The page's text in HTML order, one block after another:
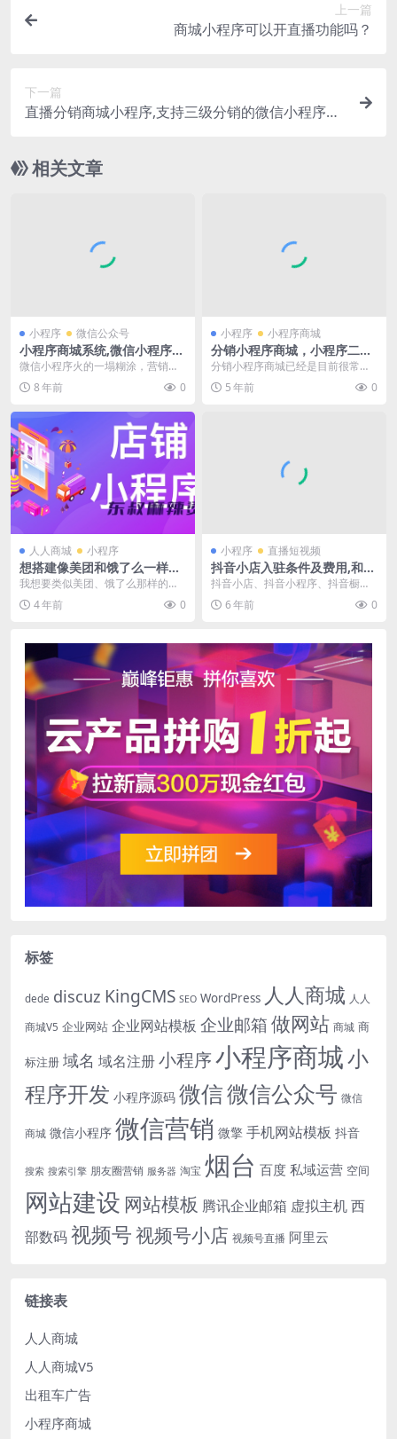
上一篇
商城小程序可以开直播功能吗？
下一篇
直播分销商城小程序,支持三级分销的微信小程序直
相关文章
小程序 微信公众号
小程序商城系统,微信小程序打
通版分销商城
微信小程序火的一塌糊涂，营销价
值越来越突出；再加上前不久小程
序斩获创新科技奖更加...
8 年前 0
小程序 小程序商城
分销小程序商城，小程序二级
分销系统，支持直播/视频号等
分销小程序商城已经是目前很常见
的线上引流营销方式，对于零售电
商行业的商家来说，它...
5 年前 0
人人商城 小程序
想搭建像美团和饿了么一样的
店铺小程序？这款美死你！
我想要类似美团、饿了么那样的快
速购买商城，能实现吗？对于果蔬
零食、生鲜商超、鲜花...
4 年前 0
小程序 直播短视频
抖音小店入驻条件及费用,和抖
音小程序比哪个更赚钱?
抖音小店、抖音小程序、抖音橱窗
是抖音电商商品变现的三种主要方
式，随着抖音对淘宝方...
6 年前 0
标签
dede discuz KingCMS SEO WordPress 人人商城 人人
商城V5 企业网站 企业网站模板 企业邮箱 做网站 商城 商
标注册 域名 域名注册小程序小程序商城小
程序开发 小程序源码 微信微信公众号 微信
商城 微信小程序 微信营销 微擎 手机网站模板 抖音
搜索 搜索引擎 朋友圈营销 服务器 淘宝 烟台 百度 私域运营 空间
网站建设 网站模板 腾讯企业邮箱 虚拟主机西
部数码视频号视频号小店 视频号直播 阿里云
链接表
人人商城
人人商城V5
出租车广告
小程序商城